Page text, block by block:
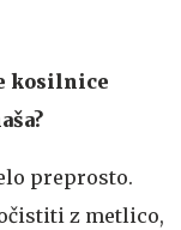
kosilnice
preprosto.
z metlico,